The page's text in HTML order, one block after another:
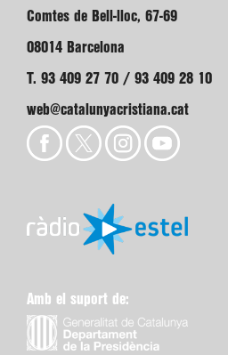
Comtes de Bell-lloc, 67-69
08014 Barcelona
T. 93 409 27 70 / 93 409 28 10
web@catalunyacristiana.cat
Amb el suport de: